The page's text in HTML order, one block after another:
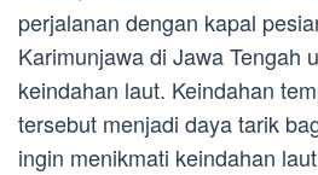
perjalanan dengan kapal
Karimunjawa di Jawa Tengah
keindahan laut. Keindahan
tersebut menjadi daya tarik
ingin menikmati keindahan